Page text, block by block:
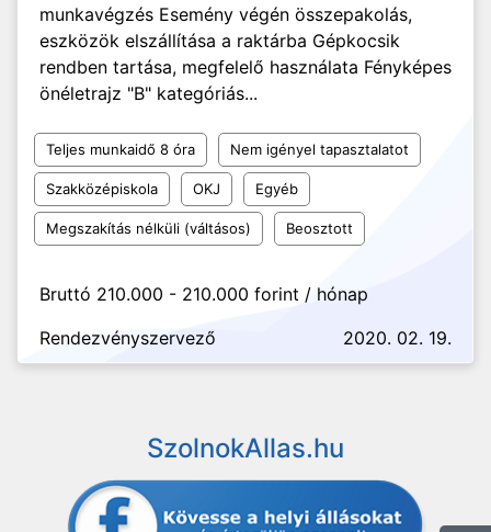
munkavégzés Esemény végén összepakolás,
eszközök elszállítása a raktárba Gépkocsik
rendben tartása, megfelelő használata Fényképes
önéletrajz "B" kategóriás...
Teljes munkaidő 8 óra Nem igényel tapasztalatot
Szakközépiskola OKJ Egyéb
Megszakítás nélküli (váltásos) Beosztott
Bruttó 210.000 - 210.000 forint / hónap
Rendezvényszervező
2020. 02. 19.
SzolnokAllas.hu